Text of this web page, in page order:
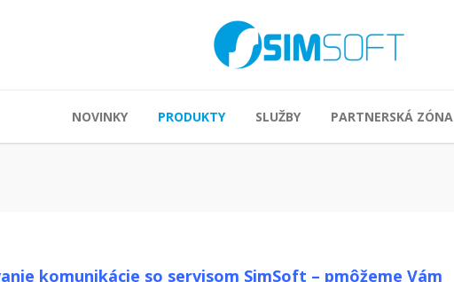
NOVINKY PRODUKTY SLUŽBY PARTNERSKÁ ZÓNA
komunikácie so servisom SimSoft – pmôžeme Vám